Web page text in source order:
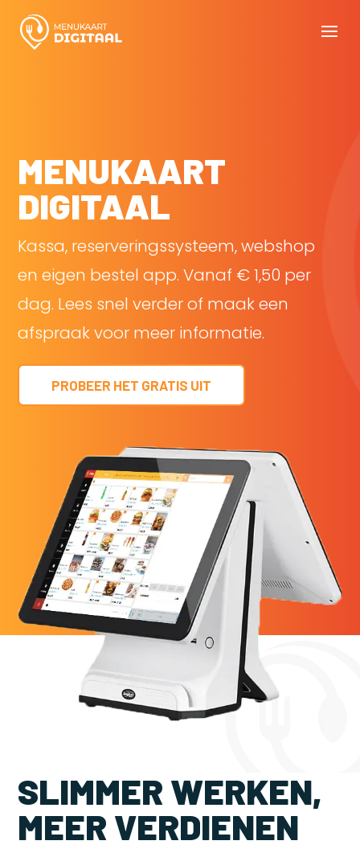
MENUKAART
DIGITAAL
Kassa, reserveringssysteem, webshop
en eigen bestel app. Vanaf € 1,50 per
dag. Lees snel verder of maak een
afspraak voor meer informatie.
PROBEER HET GRATIS UIT
SLIMMER WERKEN,
MEER VERDIENEN